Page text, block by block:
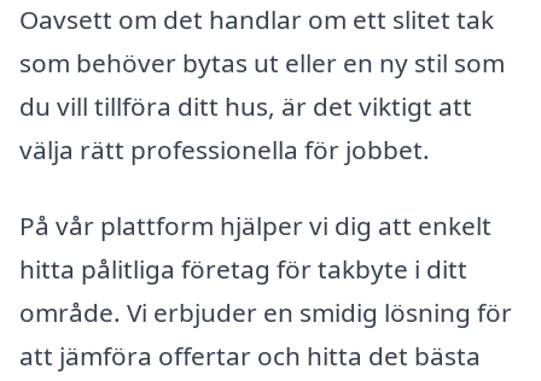
Oavsett om det handlar om ett slitet tak
som behöver bytas ut eller en ny stil som
du vill tillföra ditt hus, är det viktigt att
välja rätt professionella för jobbet.
På vår plattform hjälper vi dig att enkelt
hitta pålitliga företag för takbyte i ditt
område. Vi erbjuder en smidig lösning för
att jämföra offertar och hitta det bästa